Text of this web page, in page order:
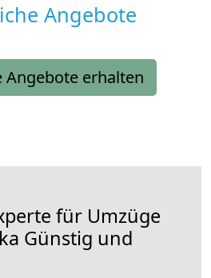
Angebote
Angebote erhalten
für Umzüge
Günstig und